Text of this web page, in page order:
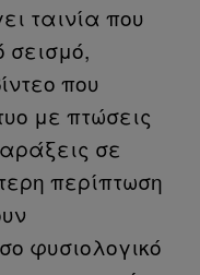
ταινία που
σεισμό,
που
με πτώσεις
σε
περίπτωση
φυσιολογικό